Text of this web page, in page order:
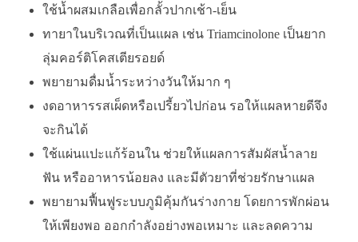
ใช้น้ำผสมเกลือเพื่อกลั้วปากเช้า-เย็น
ทายาในบริเวณที่เป็นแผล เช่น Triamcinolone เป็นยาก
ลุ่มคอร์ติโคสเตียรอยด์
พยายามดื่มน้ำระหว่างวันให้มาก ๆ
งดอาหารรสเผ็ดหรือเปรี้ยวไปก่อน รอให้แผลหายดีจึง
จะกินได้
ใช้แผ่นแปะแก้ร้อนใน ช่วยให้แผลการสัมผัสน้ำลาย
ฟัน หรืออาหารน้อยลง และมีตัวยาที่ช่วยรักษาแผล
พยายามฟื้นฟูระบบภูมิคุ้มกันร่างกาย โดยการพักผ่อน
ให้เพียงพอ ออกกำลังอย่างพอเหมาะ และลดความ